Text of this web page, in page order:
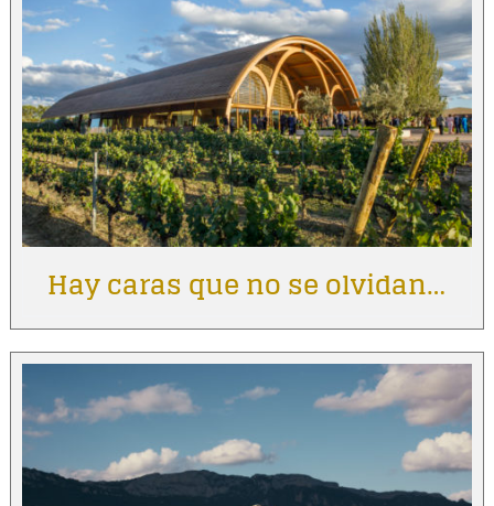
Hay caras que no se olvidan…